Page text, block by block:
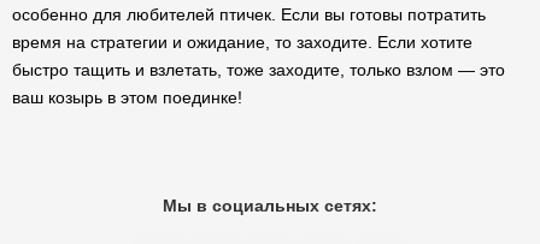
особенно для любителей птичек. Если вы готовы потратить
время на стратегии и ожидание, то заходите. Если хотите
быстро тащить и взлетать, тоже заходите, только взлом — это
ваш козырь в этом поединке!
Мы в социальных сетях: